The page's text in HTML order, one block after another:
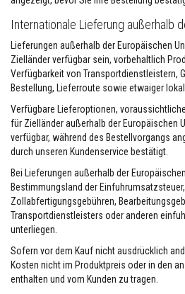
K
m
n
r
e
n
i
g
e
r
i
t
z
b
e
s
t
ä
n
Internationale Lieferung außerhalb
Lieferungen außerhalb der Europäischen
Zielländer verfügbar sein, vorbehaltlich
Verfügbarkeit von Transportdienstleistern,
Bestellung, Lieferroute sowie etwaiger
Verfügbare Lieferoptionen,
für Zielländer außerhalb der Europäischen
verfügbar, während des Bestellvorgangs
durch unseren Kundenservice bestätigt.
Bei Lieferungen außerhalb der
Bestimmungsland der
Zollabfertigungsgebühren,
Transportdienstleisters oder anderen
unterliegen.
Sofern vor dem Kauf nicht ausdrücklich
Kosten nicht im Produktpreis oder in den
enthalten und vom Kunden zu tragen.